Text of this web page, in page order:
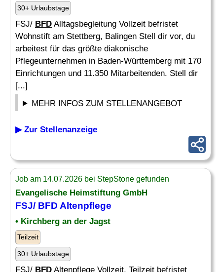
30+ Urlaubstage
FSJ/ BFD Alltagsbegleitung Vollzeit befristet
Wohnstift am Stettberg, Balingen Stell dir vor, du
arbeitest für das größte diakonische
Pflegeunternehmen in Baden-Württemberg mit 170
Einrichtungen und 11.350 Mitarbeitenden. Stell dir
[...]
MEHR INFOS ZUM STELLENANGEBOT
▶ Zur Stellenanzeige
Job am 14.07.2026 bei StepStone gefunden
Evangelische Heimstiftung GmbH
FSJ/ BFD Altenpflege
• Kirchberg an der Jagst
Teilzeit
30+ Urlaubstage
FSJ/ BFD Altenpflege Vollzeit, Teilzeit befristet